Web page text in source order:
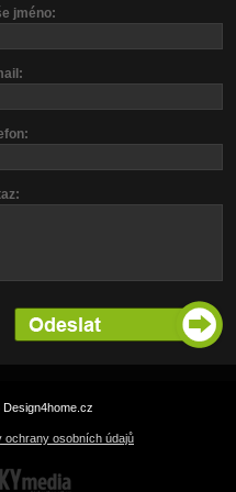
jméno:
ochrany osobních údajů